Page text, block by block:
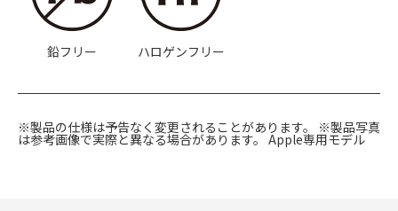
鉛フリー ハロゲンフリー
※製品の仕様は予告なく変更されることがあります。 ※製品写真
は参考画像で実際と異なる場合があります。 Apple専用モデル